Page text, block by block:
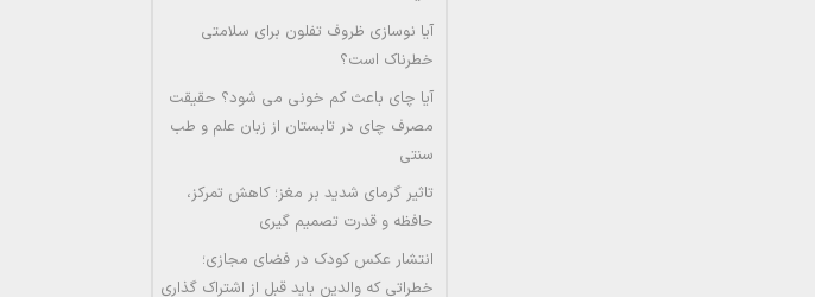
آیا نوسازی ظروف تفلون برای سلامتی
خطرناک است؟
آیا چای باعث کم خونی می شود؟ حقیقت
مصرف چای در تابستان از زبان علم و طب
سنتی
تاثیر گرمای شدید بر مغز؛ کاهش تمرکز،
حافظه و قدرت تصمیم گیری
انتشار عکس کودک در فضای مجازی؛
خطراتی که والدین باید قبل از اشتراک گذاری